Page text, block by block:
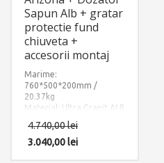
Sapun Alb + gratar
protectie fund
chiuveta +
accesorii montaj
Marime:
760*500*200mm /
20.37kg
Material: Ultra Granit ALB
POLAR – POLAR WHITE
Componente: Chiuveta
granit CookingAid Cube
4.740,00lei
3.040,00lei